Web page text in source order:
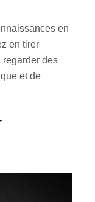
en
en tirer
regarder des
et de